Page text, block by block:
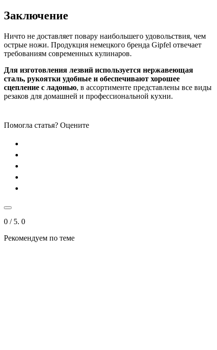
Заключение
Ничто не доставляет повару наибольшего удовольствия, чем
острые ножи. Продукция немецкого бренда Gipfel отвечает
требованиям современных кулинаров.
Для изготовления лезвий используется нержавеющая
сталь, рукоятки удобные и обеспечивают хорошее
сцепление с ладонью, в ассортименте представлены все виды
резаков для домашней и профессиональной кухни.
Помогла статья? Оцените
0 / 5. 0
Рекомендуем по теме